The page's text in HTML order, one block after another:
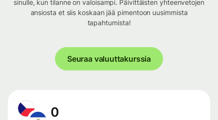
sinulle, kun tilanne on valoisampi. Päivittäisten yhteenvetojen
ansiosta et siis koskaan jää pimentoon uusimmista
tapahtumista!
Seuraa valuuttakurssia
0